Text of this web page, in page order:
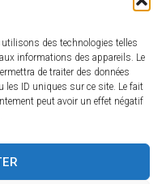
des technologies telles
informations des appareils. Le
de traiter des données
les ID uniques sur ce site. Le fait
peut avoir un effet négatif